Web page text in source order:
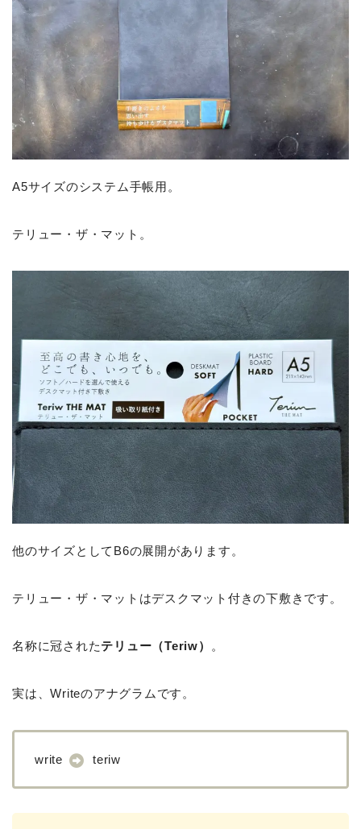
A5サイズのシステム手帳用。
テリュー・ザ・マット。
他のサイズとしてB6の展開があります。
テリュー・ザ・マットはデスクマット付きの下敷きです。
名称に冠されたテリュー（Teriw） 。
実は、Writeのアナグラムです。
write teriw